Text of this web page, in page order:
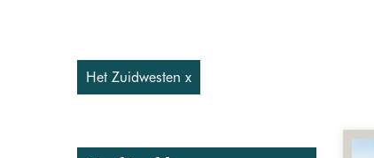
Het Zuidwesten x